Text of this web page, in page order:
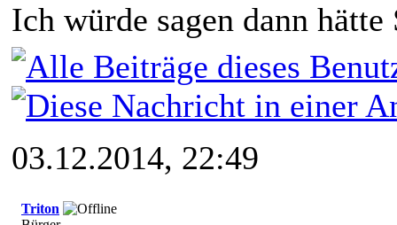
Ich würde sagen dann
03.12.2014, 22:49
Triton